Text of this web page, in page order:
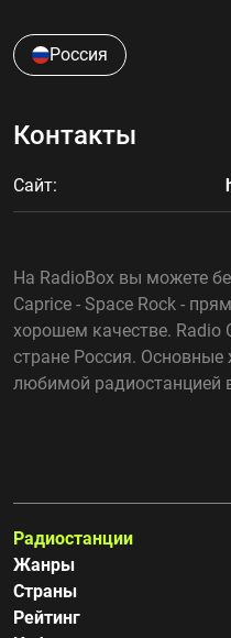
Россия
Контакты
Сайт:
На RadioBox вы можете
Caprice - Space Rock -
хорошем качестве. Radio
стране Россия.
любимой радиостанцией
Радиостанции
Жанры
Страны
Рейтинг